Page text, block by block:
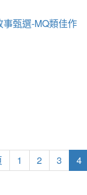
甄選-MQ類佳作
1 2 3 4